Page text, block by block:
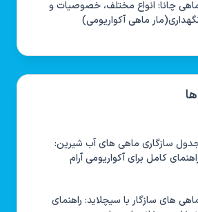
چانا: انواع مختلف، خصوصیات و
ماهی آکواریومی)
سازگاری ماهی های آب شیرین:
کامل برای آکواریومی آرام
های سازگار با سیچلاید: راهنمای